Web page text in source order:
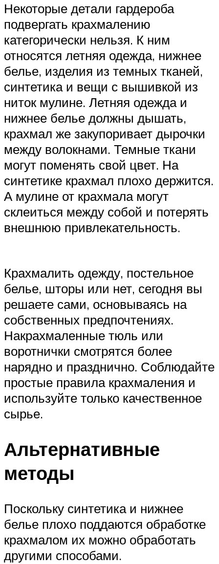
Некоторые детали гардероба
подвергать крахмалению
категорически нельзя. К ним
относятся летняя одежда, нижнее
белье, изделия из темных тканей,
синтетика и вещи с вышивкой из
ниток мулине. Летняя одежда и
нижнее белье должны дышать,
крахмал же закупоривает дырочки
между волокнами. Темные ткани
могут поменять свой цвет. На
синтетике крахмал плохо держится.
А мулине от крахмала могут
склеиться между собой и потерять
внешнюю привлекательность.
Крахмалить одежду, постельное
белье, шторы или нет, сегодня вы
решаете сами, основываясь на
собственных предпочтениях.
Накрахмаленные тюль или
воротнички смотрятся более
нарядно и празднично. Соблюдайте
простые правила крахмаления и
используйте только качественное
сырье.
Альтернативные
методы
Поскольку синтетика и нижнее
белье плохо поддаются обработке
крахмалом их можно обработать
другими способами.